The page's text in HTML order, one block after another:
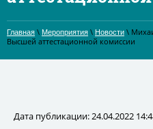
Главная \ Мероприятия \ Новости \
Высшей аттестационной комиссии
Дата публикации: 24.04.2022